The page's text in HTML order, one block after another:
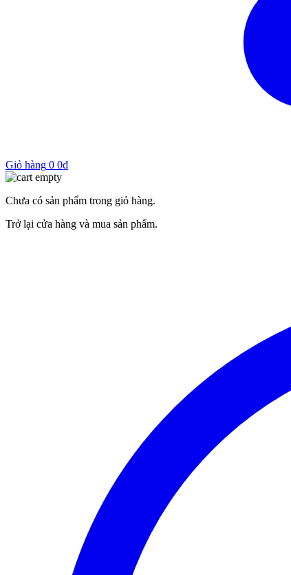
Giỏ hàng 0 0₫
Chưa có sản phẩm trong giỏ hàng.
Trở lại cửa hàng và mua sản phẩm.